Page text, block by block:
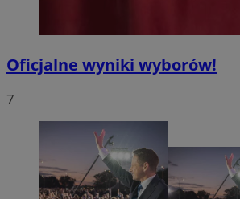
Oficjalne wyniki wyborów!
7